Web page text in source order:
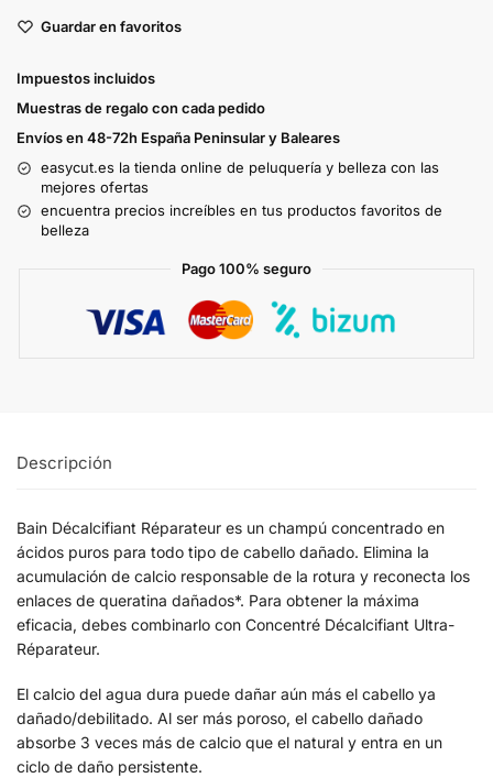
Guardar en favoritos
Impuestos incluidos
Muestras de regalo con cada pedido
Envíos en 48-72h España Peninsular y Baleares
easycut.es la tienda online de peluquería y belleza con las
mejores ofertas
encuentra precios increíbles en tus productos favoritos de
belleza
Pago 100% seguro
Descripción
Bain Décalcifiant Réparateur es un champú concentrado en
ácidos puros para todo tipo de cabello dañado. Elimina la
acumulación de calcio responsable de la rotura y reconecta los
enlaces de queratina dañados*. Para obtener la máxima
eficacia, debes combinarlo con Concentré Décalcifiant Ultra-
Réparateur.
El calcio del agua dura puede dañar aún más el cabello ya
dañado/debilitado. Al ser más poroso, el cabello dañado
absorbe 3 veces más de calcio que el natural y entra en un
ciclo de daño persistente.